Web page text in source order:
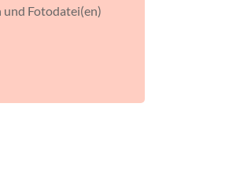
und Fotodatei(en)